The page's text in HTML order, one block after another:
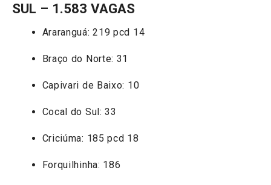
SUL – 1.583 VAGAS
Araranguá: 219 pcd 14
Braço do Norte: 31
Capivari de Baixo: 10
Cocal do Sul: 33
Criciúma: 185 pcd 18
Forquilhinha: 186